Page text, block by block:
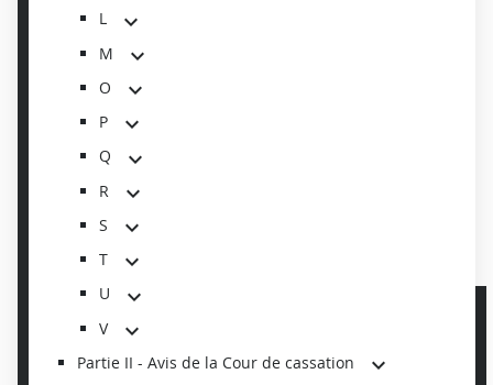
L
M
O
P
Q
R
S
T
U
V
Partie II - Avis de la Cour de cassation